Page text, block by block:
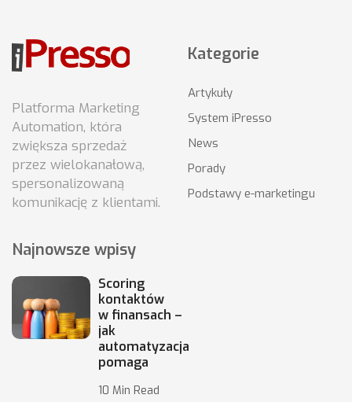
Platforma Marketing
Automation, która
zwiększa sprzedaż
przez wielokanałową,
spersonalizowaną
komunikację z klientami.
Kategorie
Artykuły
System iPresso
News
Porady
Podstawy e-marketingu
Najnowsze wpisy
Scoring
kontaktów
w finansach –
jak
automatyzacja
pomaga
10 Min Read